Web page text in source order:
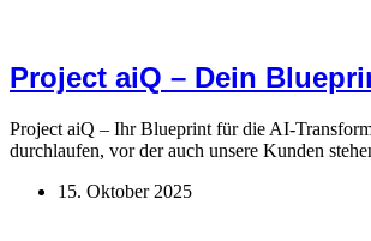
Project aiQ – Dein
Project aiQ – Ihr Blueprint für die AI-
durchlaufen, vor der auch unsere Kunden
15. Oktober 2025